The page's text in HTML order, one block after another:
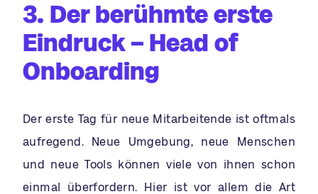
3. Der berühmte erste
Eindruck – Head of
Onboarding
Der erste Tag für neue Mitarbeitende ist oftmals
aufregend. Neue Umgebung, neue Menschen
und neue Tools können viele von ihnen schon
einmal überfordern. Hier ist vor allem die Art